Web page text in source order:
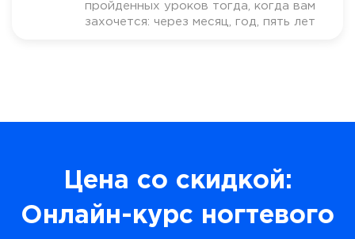
пройденных уроков тогда, когда вам
захочется: через месяц, год, пять лет
Цена со скидкой:
Онлайн-курс ногтевого